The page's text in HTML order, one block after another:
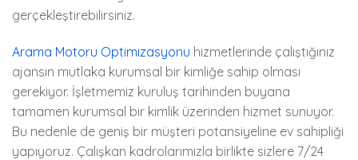
gerçekleştirebilirsiniz.
Arama Motoru Optimizasyonu hizmetlerinde çalıştığınız
ajansın mutlaka kurumsal bir kimliğe sahip olması
gerekiyor. İşletmemiz kuruluş tarihinden buyana
tamamen kurumsal bir kimlik üzerinden hizmet sunuyor.
Bu nedenle de geniş bir müşteri potansiyeline ev sahipliği
yapıyoruz. Çalışkan kadrolarımızla birlikte sizlere 7/24